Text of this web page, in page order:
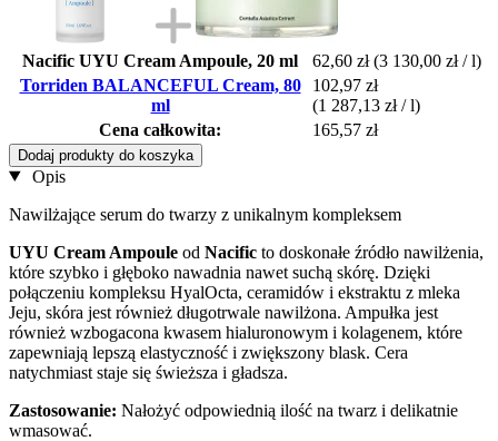
Nacific UYU Cream Ampoule, 20 ml 62,60 zł (3 130,00 zł / l)
Torriden BALANCEFUL Cream, 80
ml
102,97 zł
(1 287,13 zł / l)
Cena całkowita:
165,57 zł
Dodaj produkty do koszyka
Opis
Nawilżające serum do twarzy z unikalnym kompleksem
UYU Cream Ampoule od Nacific to doskonałe źródło nawilżenia,
które szybko i głęboko nawadnia nawet suchą skórę. Dzięki
połączeniu kompleksu HyalOcta, ceramidów i ekstraktu z mleka
Jeju, skóra jest również długotrwale nawilżona. Ampułka jest
również wzbogacona kwasem hialuronowym i kolagenem, które
zapewniają lepszą elastyczność i zwiększony blask. Cera
natychmiast staje się świeższa i gładsza.
Zastosowanie: Nałożyć odpowiednią ilość na twarz i delikatnie
wmasować.